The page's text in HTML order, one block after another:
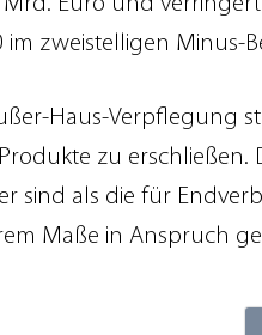
im zweistelligen Minus-
Haus-Verpflegung
zu erschließen.
als die für
Maße in Anspruch